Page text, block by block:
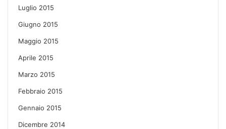
Luglio 2015
Giugno 2015
Maggio 2015
Aprile 2015
Marzo 2015
Febbraio 2015
Gennaio 2015
Dicembre 2014